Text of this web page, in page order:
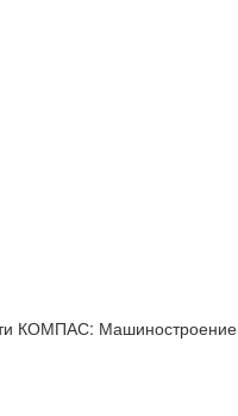
КОМПАС: Машиностроение